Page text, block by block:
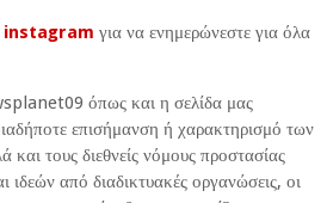
instagram για να ενημερώνεστε για όλα
όπως και η σελίδα μας
επισήμανση ή χαρακτηρισμό των
τους διεθνείς νόμους προστασίας
από διαδικτυακές οργανώσεις, οι